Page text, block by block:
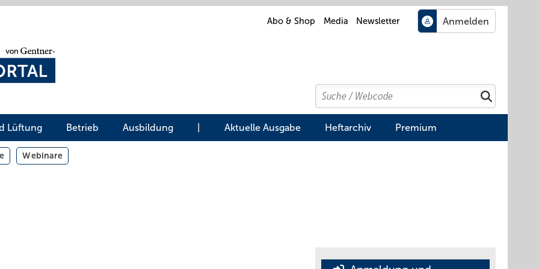
Abo & Shop Media Newsletter
Search
Suchen
Lüftung Betrieb Ausbildung Aktuelle Ausgabe Heftarchiv Premium
Webinare